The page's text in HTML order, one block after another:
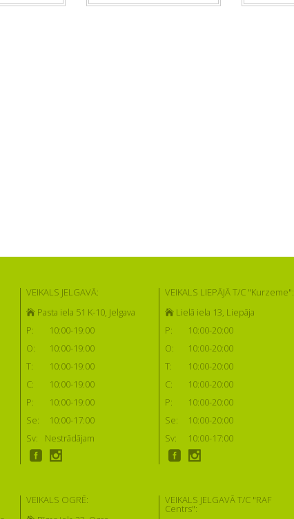
VEIKALS JELGAVĀ:
Pasta iela 51 K-10, Jelgava
P:
10:00-19:00
O:
10:00-19:00
T:
10:00-19:00
C:
10:00-19:00
P:
10:00-19:00
Se:
10:00-17:00
Sv:
Nestrādājam
VEIKALS LIEPĀJĀ T/C "Kurzeme":
Lielā iela 13, Liepāja
P:
10:00-20:00
O:
10:00-20:00
T:
10:00-20:00
C:
10:00-20:00
P:
10:00-20:00
Se:
10:00-20:00
Sv:
10:00-17:00
VEIKALS OGRĒ:
VEIKALS JELGAVĀ T/C "RAF
Centrs":